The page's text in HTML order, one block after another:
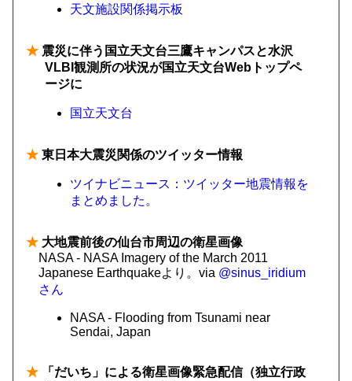
天文施設関係掲示板
★ 震災に伴う国立天文台三鷹キャンパスと水沢
VLBI観測所の状況が国立天文台Webトップペ
ージに
国立天文台
★ 東日本大震災関係のツイッター情報
ツイナビニュース：ツイッター地震情報を
まとめました。
★ 大地震前後の仙台市周辺の衛星画像
NASA - NASA Imagery of the March 2011
Japanese Earthquakeより。via @sinus_iridium
さん
NASA - Flooding from Tsunami near
Sendai, Japan
★ 「だいち」による衛星画像緊急配信（独立行政